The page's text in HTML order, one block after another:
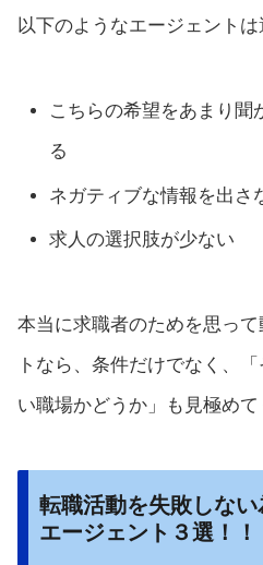
以下のようなエージェントは
こちらの希望をあまり聞
る
ネガティブな情報を出さ
求人の選択肢が少ない
本当に求職者のためを思っ
トなら、条件だけでなく、
い職場かどうか」も見極めて
転職活動を失敗しな
エージェント３選！！